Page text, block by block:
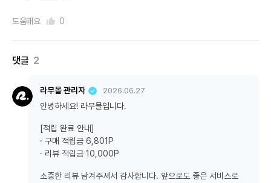
도움돼요 0
댓글 2
라무몰 관리자 2026.06.27
안녕하세요! 라무몰입니다.
[적립 완료 안내]
· 구매 적립금 6,801P
· 리뷰 적립금 10,000P
소중한 리뷰 남겨주셔서 감사합니다. 앞으로도 좋은 서비스로